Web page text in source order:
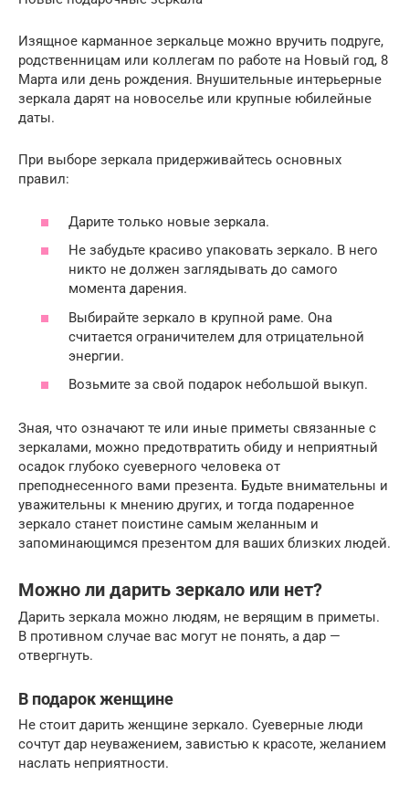
Изящное карманное зеркальце можно вручить подруге,
родственницам или коллегам по работе на Новый год, 8
Марта или день рождения. Внушительные интерьерные
зеркала дарят на новоселье или крупные юбилейные
даты.
При выборе зеркала придерживайтесь основных
правил:
Дарите только новые зеркала.
Не забудьте красиво упаковать зеркало. В него
никто не должен заглядывать до самого
момента дарения.
Выбирайте зеркало в крупной раме. Она
считается ограничителем для отрицательной
энергии.
Возьмите за свой подарок небольшой выкуп.
Зная, что означают те или иные приметы связанные с
зеркалами, можно предотвратить обиду и неприятный
осадок глубоко суеверного человека от
преподнесенного вами презента. Будьте внимательны и
уважительны к мнению других, и тогда подаренное
зеркало станет поистине самым желанным и
запоминающимся презентом для ваших близких людей.
Можно ли дарить зеркало или нет?
Дарить зеркала можно людям, не верящим в приметы.
В противном случае вас могут не понять, а дар —
отвергнуть.
В подарок женщине
Не стоит дарить женщине зеркало. Суеверные люди
сочтут дар неуважением, завистью к красоте, желанием
наслать неприятности.